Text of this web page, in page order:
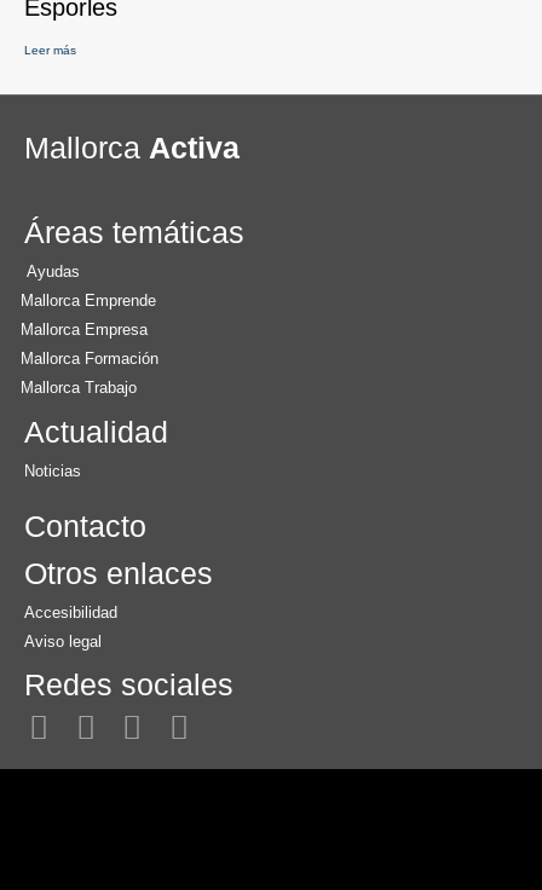
Esporles
Leer más
Mallorca Activa
Áreas temáticas
Ayudas
Mallorca Emprende
Mallorca Empresa
Mallorca Formación
Mallorca Trabajo
Actualidad
Noticias
Contacto
Otros enlaces
Accesibilidad
Aviso legal
Redes sociales